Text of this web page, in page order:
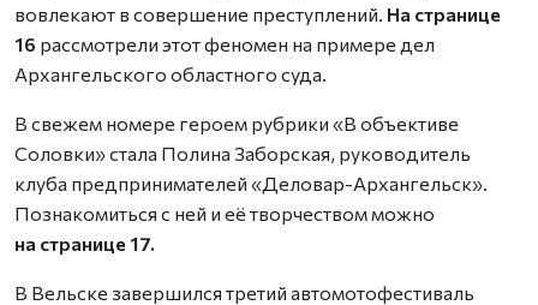
вовлекают в совершение преступлений. На странице
16 рассмотрели этот феномен на примере дел
Архангельского областного суда.
В свежем номере героем рубрики «В объективе
Соловки» стала Полина Заборская, руководитель
клуба предпринимателей «Деловар-Архангельск».
Познакомиться с ней и её творчеством можно
на странице 17.
В Вельске завершился третий автомотофестиваль